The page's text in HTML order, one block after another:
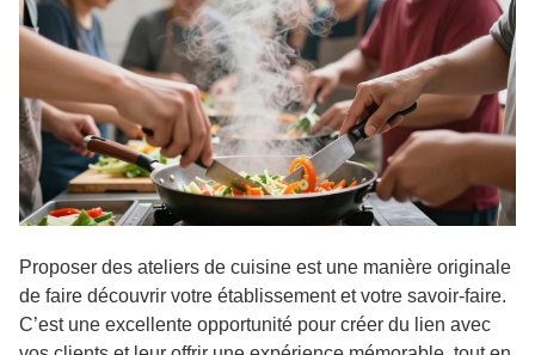
Proposer des ateliers de cuisine est une manière originale
de faire découvrir votre établissement et votre savoir-faire.
C’est une excellente opportunité pour créer du lien avec